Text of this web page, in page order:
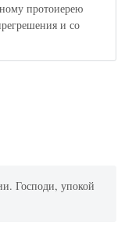
протоиерею
и со
Господи, упокой